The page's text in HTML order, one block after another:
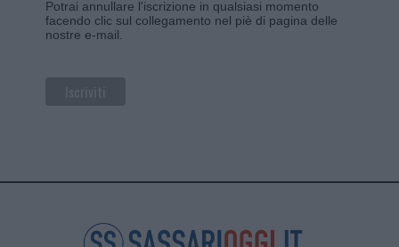
Potrai annullare l'iscrizione in qualsiasi momento
facendo clic sul collegamento nel piè di pagina delle
nostre e-mail.